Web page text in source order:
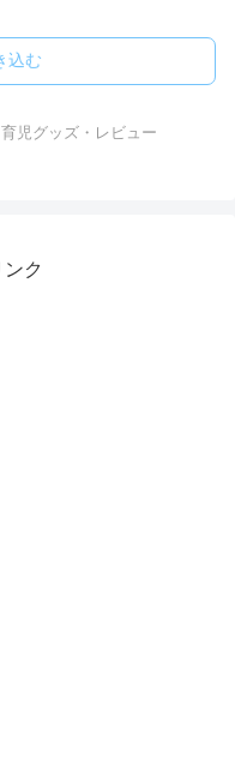
込む
育児グッズ・レビュー
ク